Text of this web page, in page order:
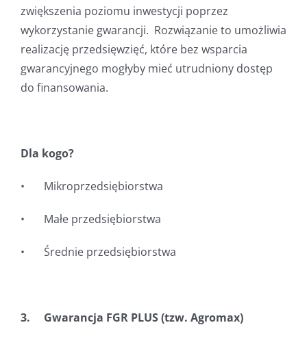
zwiększenia poziomu inwestycji poprzez
wykorzystanie gwarancji. Rozwiązanie to umożliwia
realizację przedsięwzięć, które bez wsparcia
gwarancyjnego mogłyby mieć utrudniony dostęp
do finansowania.
Dla kogo?
• Mikroprzedsiębiorstwa
• Małe przedsiębiorstwa
• Średnie przedsiębiorstwa
3. Gwarancja FGR PLUS (tzw. Agromax)